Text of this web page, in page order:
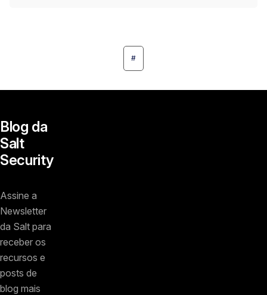
#
Blog da
Salt
Security
Assine a
Newsletter
da Salt para
receber os
recursos e
posts de
blog mais